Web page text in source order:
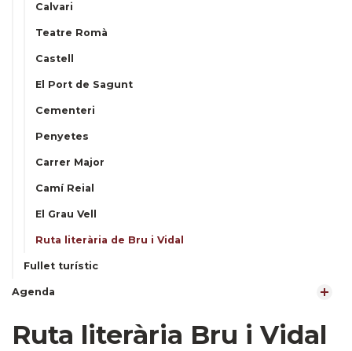
Calvari
Teatre Romà
Castell
El Port de Sagunt
Cementeri
Penyetes
Carrer Major
Camí Reial
El Grau Vell
Ruta literària de Bru i Vidal
Fullet turístic
Agenda
Ruta literària Bru i Vidal